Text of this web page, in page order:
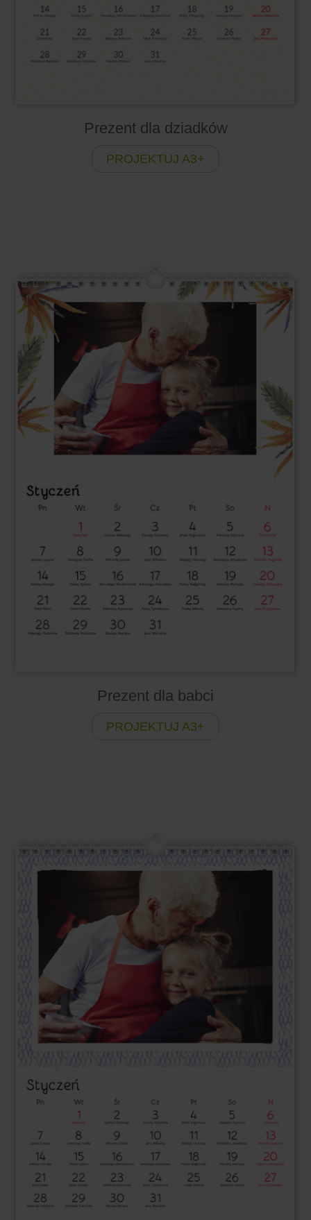
Prezent dla dziadków
PROJEKTUJ A3+
Prezent dla babci
PROJEKTUJ A3+